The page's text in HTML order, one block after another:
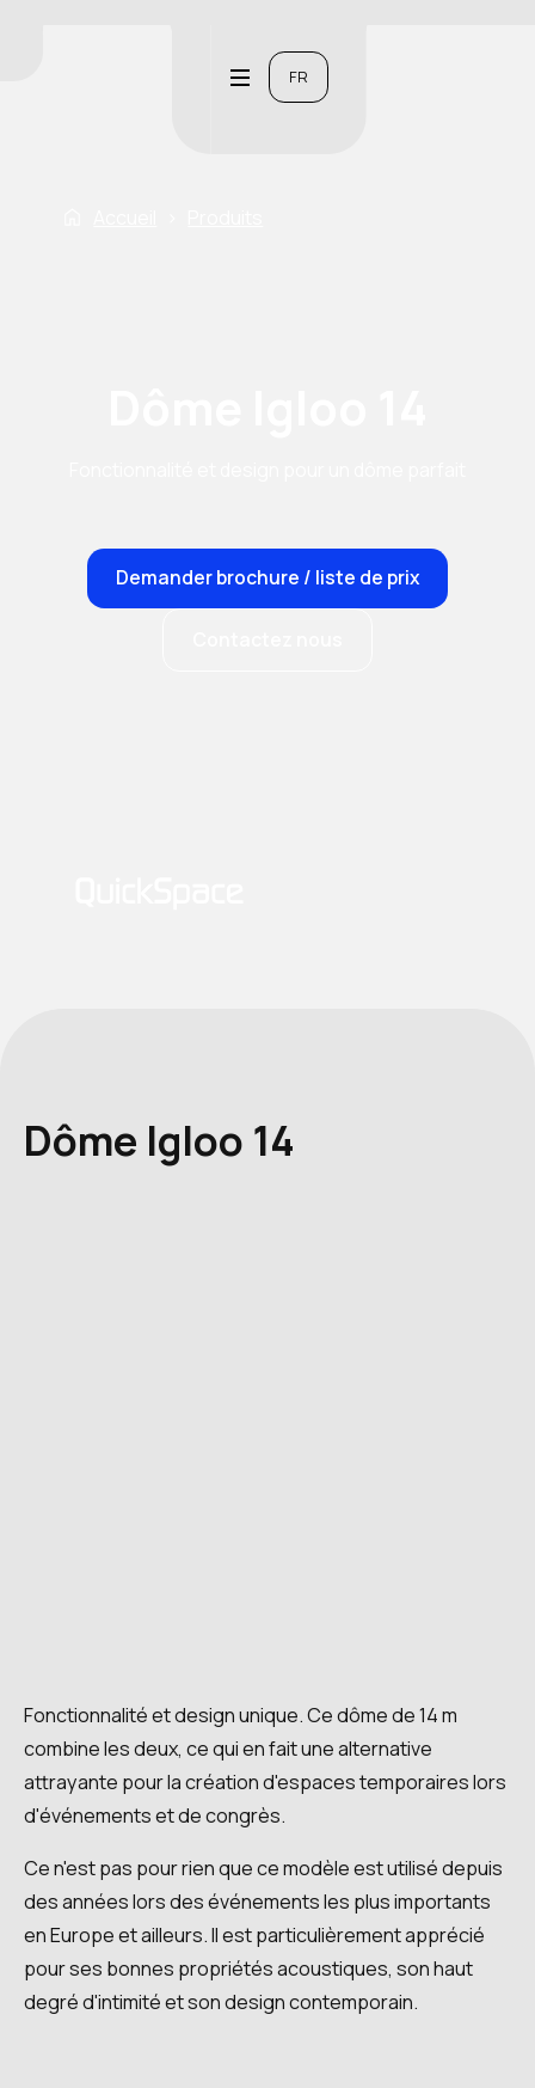
FR
Demander brochure / liste de prix
Dôme Igloo 14
Fonctionnalité et design unique. Ce dôme de 14 m
combine les deux, ce qui en fait une alternative
attrayante pour la création d'espaces temporaires lors
d'événements et de congrès.
Ce n'est pas pour rien que ce modèle est utilisé depuis
des années lors des événements les plus importants
en Europe et ailleurs. Il est particulièrement apprécié
pour ses bonnes propriétés acoustiques, son haut
degré d'intimité et son design contemporain.